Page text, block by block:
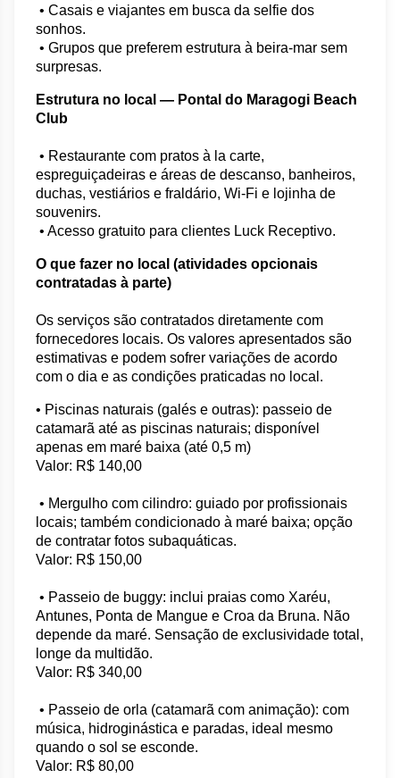
sonhos.
surpresas.
Estrutura no local — Pontal do Maragogi Beach
Club
espreguiçadeiras e áreas de descanso, banheiros,
duchas, vestiários e fraldário, Wi-Fi e lojinha de
souvenirs.
• Acesso gratuito para clientes Luck Receptivo.
O que fazer no local (atividades opcionais
contratadas à parte)
Os serviços são contratados diretamente com
fornecedores locais. Os valores apresentados são
estimativas e podem sofrer variações de acordo
com o dia e as condições praticadas no local.
• Piscinas naturais (galés e outras): passeio de
catamarã até as piscinas naturais; disponível
apenas em maré baixa (até 0,5 m)
Valor: R$ 140,00
locais; também condicionado à maré baixa; opção
de contratar fotos subaquáticas.
Valor: R$ 150,00
Antunes, Ponta de Mangue e Croa da Bruna. Não
depende da maré. Sensação de exclusividade total,
longe da multidão.
Valor: R$ 340,00
música, hidroginástica e paradas, ideal mesmo
quando o sol se esconde.
Valor: R$ 80,00